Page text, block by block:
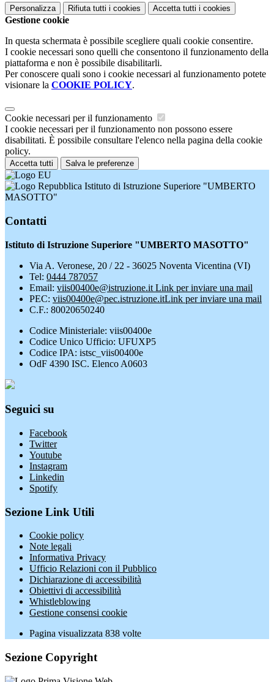
Personalizza Rifiuta tutti i cookies Accetta tutti i cookies
Gestione cookie
In questa schermata è possibile scegliere quali cookie consentire.
I cookie necessari sono quelli che consentono il funzionamento della
piattaforma e non è possibile disabilitarli.
Per conoscere quali sono i cookie necessari al funzionamento potete
visionare la COOKIE POLICY.
Cookie necessari per il funzionamento
I cookie necessari per il funzionamento non possono essere
disabilitati. È possibile consultare l'elenco nella pagina della cookie
policy.
Accetta tutti Salva le preferenze
Istituto di Istruzione Superiore "UMBERTO
MASOTTO"
Contatti
Istituto di Istruzione Superiore "UMBERTO MASOTTO"
Via A. Veronese, 20 / 22 - 36025 Noventa Vicentina (VI)
Tel: 0444 787057
Email: viis00400e@istruzione.it Link per inviare una mail
PEC: viis00400e@pec.istruzione.itLink per inviare una mail
C.F.: 80020650240
Codice Ministeriale: viis00400e
Codice Unico Ufficio: UFUXP5
Codice IPA: istsc_viis00400e
OdF 4390 ISC. Elenco A0603
Seguici su
Facebook
Twitter
Youtube
Instagram
Linkedin
Spotify
Sezione Link Utili
Cookie policy
Note legali
Informativa Privacy
Ufficio Relazioni con il Pubblico
Dichiarazione di accessibilità
Obiettivi di accessibilità
Whistleblowing
Gestione consensi cookie
Pagina visualizzata 838 volte
Sezione Copyright